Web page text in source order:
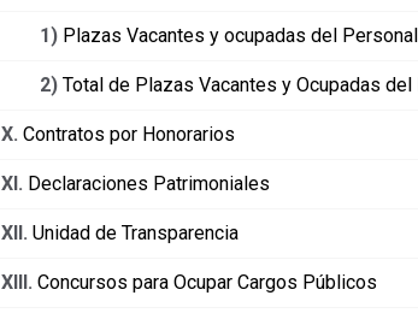
1) Plazas Vacantes y ocupadas del
2) Total de Plazas Vacantes y Ocupadas
X. Contratos por Honorarios
XI. Declaraciones Patrimoniales
XII. Unidad de Transparencia
XIII. Concursos para Ocupar Cargos Públicos